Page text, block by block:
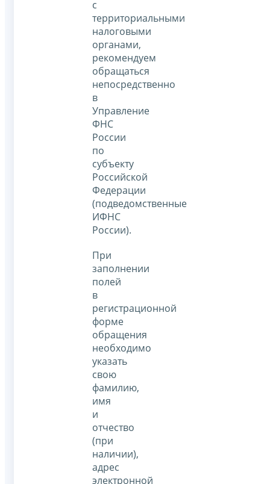
с
территориальными
налоговыми
органами,
рекомендуем
обращаться
непосредственно
в
Управление
ФНС
России
по
субъекту
Российской
Федерации
(подведомственные
ИФНС
России).
При
заполнении
полей
в
регистрационной
форме
обращения
необходимо
указать
свою
фамилию,
имя
и
отчество
(при
наличии),
адрес
электронной